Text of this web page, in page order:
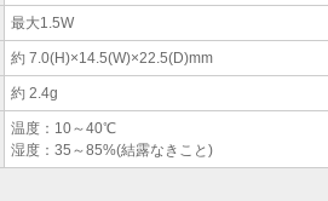
最大1.5W
約 7.0(H)×14.5(W)×22.5(D)mm
約 2.4g
温度：10～40℃
湿度：35～85%(結露なきこと)